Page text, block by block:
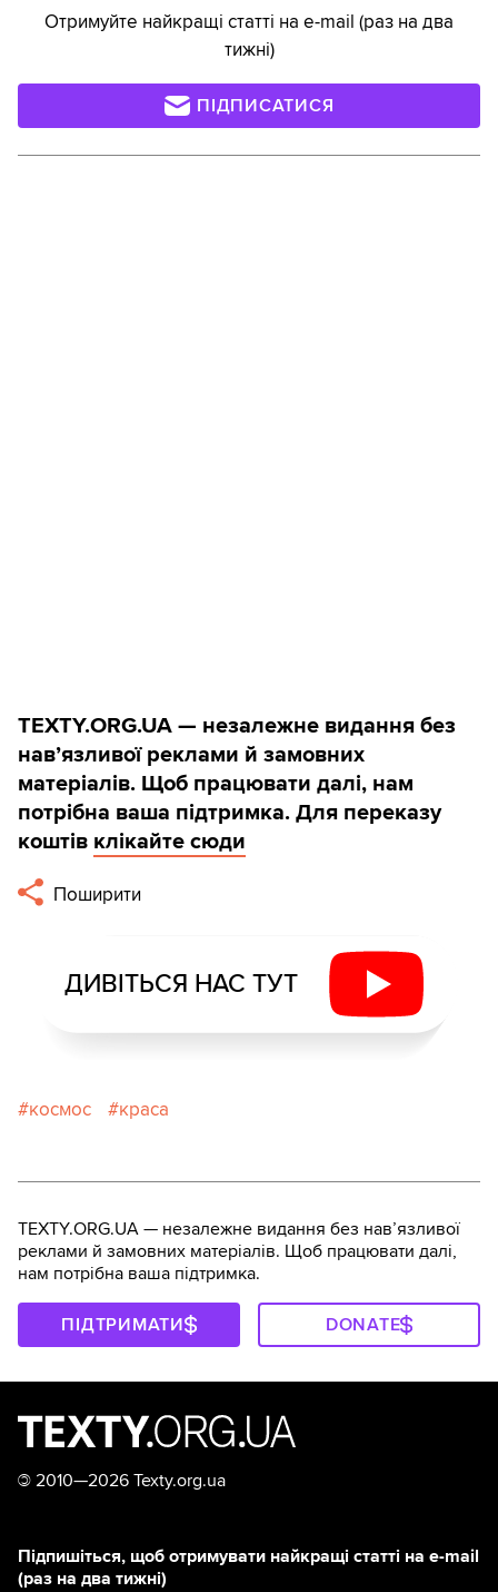
Отримуйте найкращі статті на e-mail (раз на два
тижні)
ПІДПИСАТИСЯ
TEXTY.ORG.UA — незалежне видання без
навʼязливої реклами й замовних
матеріалів. Щоб працювати далі, нам
потрібна ваша підтримка. Для переказу
коштів клікайте сюди
Поширити
ДИВІТЬСЯ НАС ТУТ
космос краса
TEXTY.ORG.UA — незалежне видання без навʼязливої
реклами й замовних матеріалів. Щоб працювати далі,
нам потрібна ваша підтримка.
ПІДТРИМАТИ DONATE
© 2010—2026 Texty.org.ua
Підпишіться, щоб отримувати найкращі статті на e-mail
(раз на два тижні)